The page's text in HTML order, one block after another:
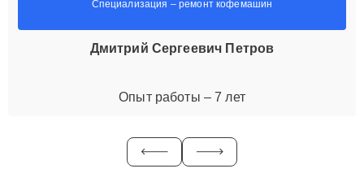
Специализация – ремонт кофемашин
Дмитрий Сергеевич Петров
Опыт работы – 7 лет